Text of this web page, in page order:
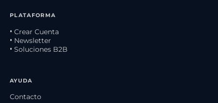
PLATAFORMA
• Crear Cuenta
• Newsletter
• Soluciones B2B
AYUDA
Contacto